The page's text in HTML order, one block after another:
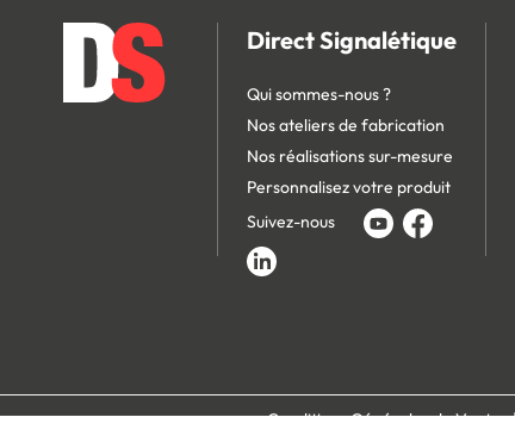
Direct Signalétique
Qui sommes-nous ?
Nos ateliers de fabrication
Nos réalisations sur-mesure
Personnalisez votre produit
Suivez-nous
Conditions Générales de Vente